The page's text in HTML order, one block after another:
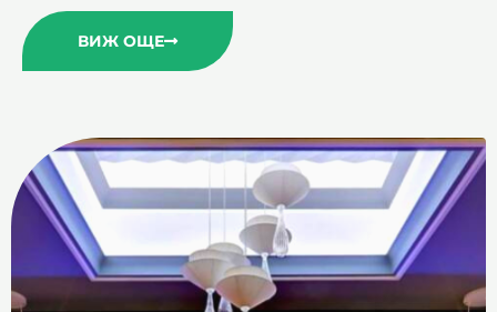
ВИЖ ОЩЕ